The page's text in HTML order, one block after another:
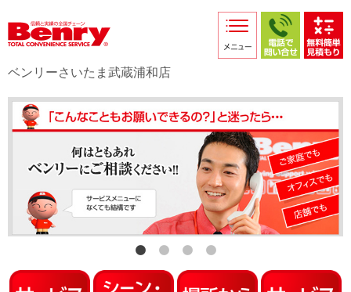
採用情報
店舗からのお知らせ
店舗日記
スタッフ紹介
プライバシーポリシー
本部スマホサイト
ベンリーさいたま武蔵浦和店